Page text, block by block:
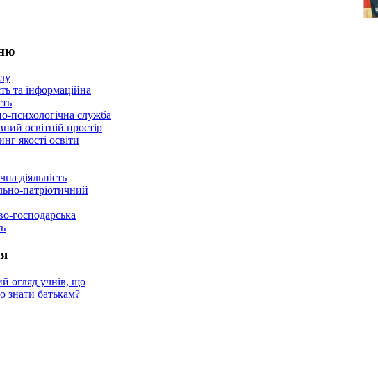
та інформаційна
психологічна служба
освітній простір
якості освіти
діяльність
патріотичний
господарська
огляд учнів, що
знати батькам?